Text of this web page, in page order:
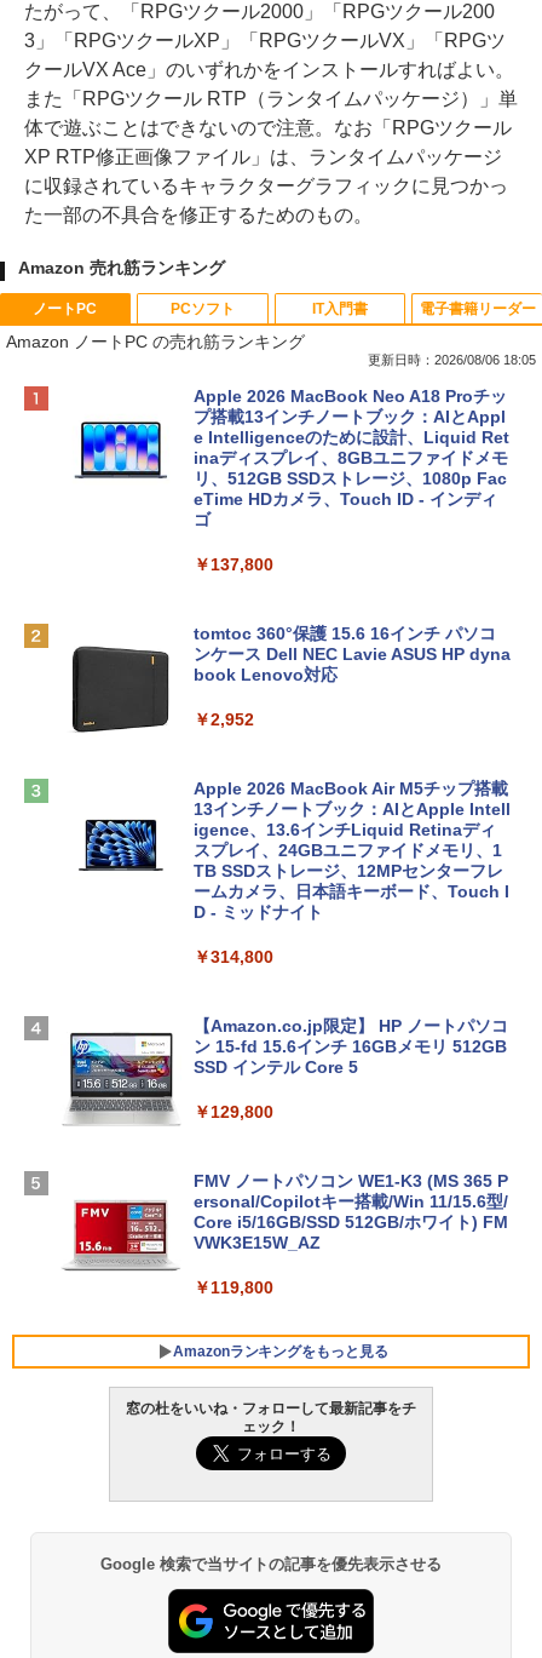
たがって、「RPGツクール2000」「RPGツクール200
3」「RPGツクールXP」「RPGツクールVX」「RPGツ
クールVX Ace」のいずれかをインストールすればよい。
また「RPGツクール RTP（ランタイムパッケージ）」単
体で遊ぶことはできないので注意。なお「RPGツクール
XP RTP修正画像ファイル」は、ランタイムパッケージ
に収録されているキャラクターグラフィックに見つかっ
た一部の不具合を修正するためのもの。
Amazon 売れ筋ランキング
ノートPC
Amazon ノートPC の売れ筋ランキング
更新日時：2026/08/06 18:05
Apple 2026 MacBook Neo A18 Proチッ
プ搭載13インチノートブック：AIとAppl
e Intelligenceのために設計、Liquid Ret
inaディスプレイ、8GBユニファイドメモ
リ、512GB SSDストレージ、1080p Fac
eTime HDカメラ、Touch ID - インディ
ゴ
￥137,800
tomtoc 360°保護 15.6 16インチ パソコ
ンケース Dell NEC Lavie ASUS HP dyna
book Lenovo対応
￥2,952
Apple 2026 MacBook Air M5チップ搭載
13インチノートブック：AIとApple Intell
igence、13.6インチLiquid Retinaディ
スプレイ、24GBユニファイドメモリ、1
TB SSDストレージ、12MPセンターフレ
ームカメラ、日本語キーボード、Touch I
D - ミッドナイト
￥314,800
【Amazon.co.jp限定】 HP ノートパソコ
ン 15-fd 15.6インチ 16GBメモリ 512GB
SSD インテル Core 5
￥129,800
FMV ノートパソコン WE1-K3 (MS 365 P
ersonal/Copilotキー搭載/Win 11/15.6型/
Core i5/16GB/SSD 512GB/ホワイト) FM
VWK3E15W_AZ
￥119,800
Amazonランキングをもっと見る
PCソフト
Robloxギフトカード - 800 Robux 【限
定バーチャルアイテムを含む】 【オンラ
￥1,300
Microsoft Office Home & Business 202
4(最新 永続版)|オンラインコード版|Wind
IT入門書
生成AIパスポート公式テキスト 第４版
AIイラスト表現辞典: 思い通りの絵を引き
出す プロンプトの言葉 AI画像生成シリー
ズ (はぴーイラストLabo)
電子書籍リーダー
Amazon Kindle Paperwhite (16GB) 7イ
ンチディスプレイ、色調調節ライト、12
￥27,980
Amazon Kindle - 目に優しい、かさばら
ない、大きな画面で読みやすい、6週間持
窓の杜をいいね・フォローして最新記事をチ
ェック！
Google 検索で当サイトの記事を優先表示させる